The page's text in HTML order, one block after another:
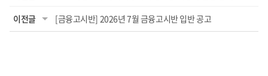
이전글 [금융고시반] 2026년 7월 금융고시반 입반 공고